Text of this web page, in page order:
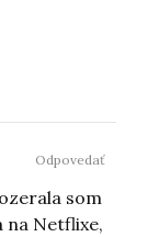
som
na Netflixe,
Odpovedať